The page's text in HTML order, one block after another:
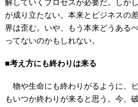
解していくプロセスが必要だ。しか
が成り立たない。本来とビジネスの
界は歪む。いや、もう本来どうある
ってないのかもしれない。
■考え方にも終わりは来る
物や生命にも終わりがるように、
もいつか終わりが来ると思う。今、